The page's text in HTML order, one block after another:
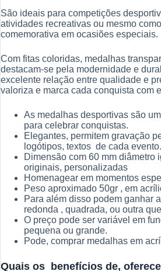
São ideais para competições
atividades recreativas ou mesmo
comemorativa em ocasiões especiais.
Com fitas coloridas, medalhas
destacam-se pela modernidade e
excelente relação entre qualidade e
valoriza e marca cada conquista com
As medalhas desportivas são
para celebrar conquistas.
Elegantes, permitem gravação
logótipos, textos de cada evento.
Dimensão com 60 mm diâmetro
originais, personalizadas
Homenagear em momentos
Peso aproximado 50gr , em
Para além disso podem ganhar
redonda , quadrada, ou outra
O preço pode ser variável em
pequena ou grande.
Pode, comprar medalhas em
Quais os benefícios de,